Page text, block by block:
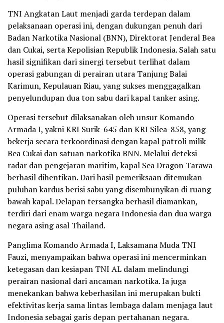
TNI Angkatan Laut menjadi garda terdepan dalam
pelaksanaan operasi ini, dengan dukungan penuh dari
Badan Narkotika Nasional (BNN), Direktorat Jenderal Bea
dan Cukai, serta Kepolisian Republik Indonesia. Salah satu
hasil signifikan dari sinergi tersebut terlihat dalam
operasi gabungan di perairan utara Tanjung Balai
Karimun, Kepulauan Riau, yang sukses menggagalkan
penyelundupan dua ton sabu dari kapal tanker asing.
Operasi tersebut dilaksanakan oleh unsur Komando
Armada I, yakni KRI Surik-645 dan KRI Silea-858, yang
bekerja secara terkoordinasi dengan kapal patroli milik
Bea Cukai dan satuan narkotika BNN. Melalui deteksi
radar dan pengejaran maritim, kapal Sea Dragon Tarawa
berhasil dihentikan. Dari hasil pemeriksaan ditemukan
puluhan kardus berisi sabu yang disembunyikan di ruang
bawah kapal. Delapan tersangka berhasil diamankan,
terdiri dari enam warga negara Indonesia dan dua warga
negara asing asal Thailand.
Panglima Komando Armada I, Laksamana Muda TNI
Fauzi, menyampaikan bahwa operasi ini mencerminkan
ketegasan dan kesiapan TNI AL dalam melindungi
perairan nasional dari ancaman narkotika. Ia juga
menekankan bahwa keberhasilan ini merupakan bukti
efektivitas kerja sama lintas lembaga dalam menjaga laut
Indonesia sebagai garis depan pertahanan negara.